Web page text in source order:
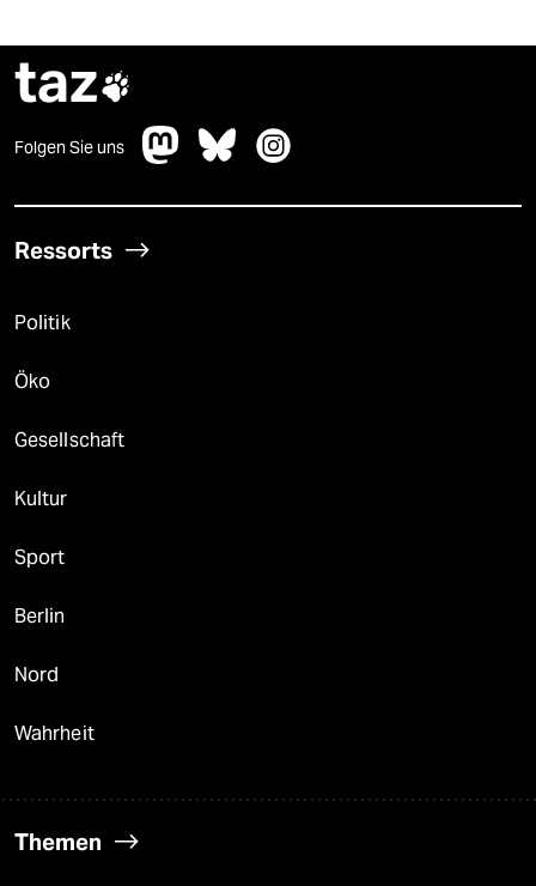
taz
Folgen Sie uns
Ressorts
Politik
Öko
Gesellschaft
Kultur
Sport
Berlin
Nord
Wahrheit
Themen